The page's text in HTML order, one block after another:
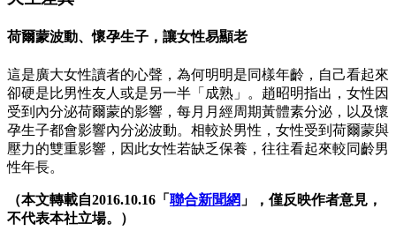
荷爾蒙波動、懷孕生子，讓女性易顯老
這是廣大女性讀者的心聲，為何明明是同樣年齡，自己看起來
卻硬是比男性友人或是另一半「成熟」。趙昭明指出，女性因
受到內分泌荷爾蒙的影響，每月月經周期黃體素分泌，以及懷
孕生子都會影響內分泌波動。相較於男性，女性受到荷爾蒙與
壓力的雙重影響，因此女性若缺乏保養，往往看起來較同齡男
性年長。
（本文轉載自2016.10.16「 聯合新聞網 」，僅反映作者意見，
不代表本社立場。）